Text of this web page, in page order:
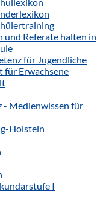
und Referate halten in
für Jugendliche
für Erwachsene
- Medienwissen für
Holstein
I